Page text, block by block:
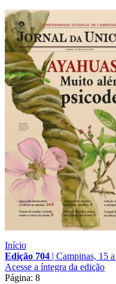
Início
Edição 704 | Campinas, 15
Acesse a íntegra da edição
Página: 8